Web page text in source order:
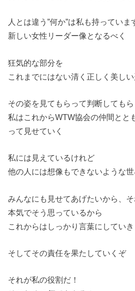
人とは違う”何か”は私も持っていま
新しい女性リーダー像となるべく
狂気的な部分を
これまでにはない清く正しく美し
その姿を見てもらって判断しても
私はこれからWTW協会の仲間とと
って見せていく
私には見えているけれど
他の人には想像もできないような
みんなにも見せてあげたいから、
本気でそう思っているから
これからはしっかり言葉にしてい
そしてその責任を果たしていくぞ
それが私の役割だ！